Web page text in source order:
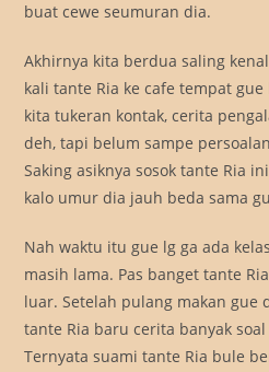
buat cewe seumuran dia.
Akhirnya kita berdua saling
kali tante Ria ke cafe tempat
kita tukeran kontak, cerita
deh, tapi belum sampe
Saking asiknya sosok tante Ria
kalo umur dia jauh beda sama
Nah waktu itu gue lg ga ada
masih lama. Pas banget tante
luar. Setelah pulang makan gue
tante Ria baru cerita banyak
Ternyata suami tante Ria bule